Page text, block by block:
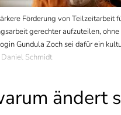
Förderung von Teilzeitarbeit
gerechter aufzuteilen,
Gundula Zoch sei dafür ein
Schmidt
ändert